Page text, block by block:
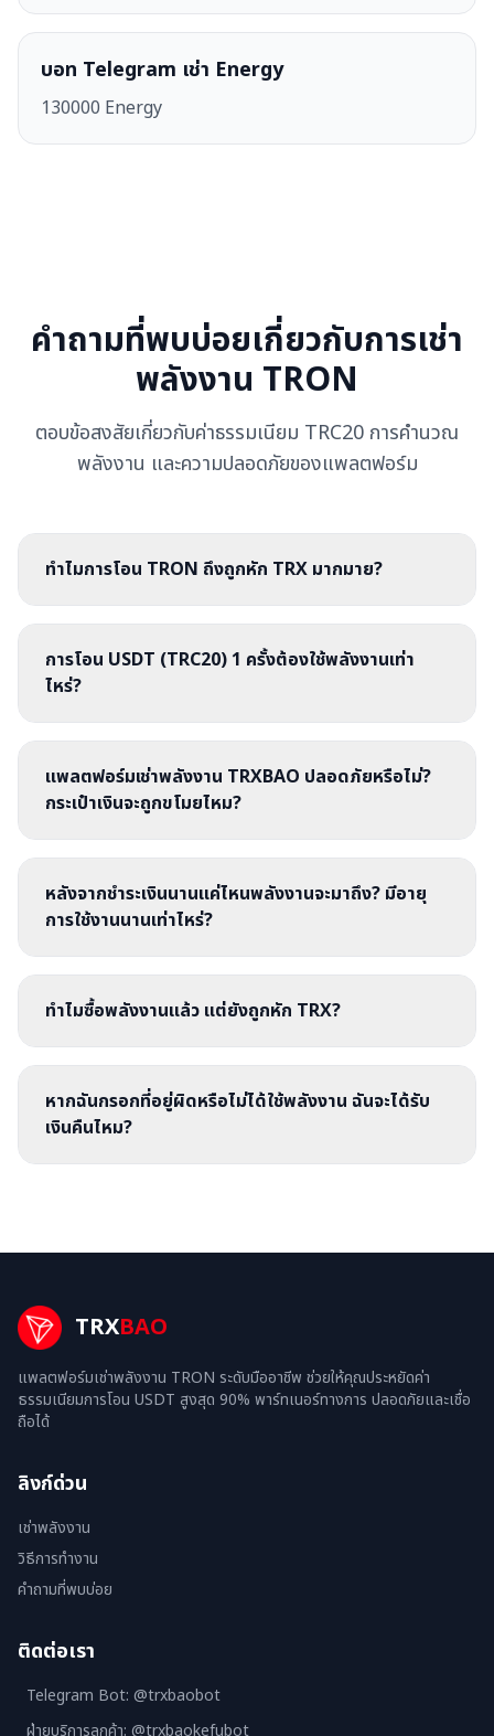
บอท Telegram เช่า Energy
130000 Energy
คำถามที่พบบ่อยเกี่ยวกับการเช่า
พลังงาน TRON
ตอบข้อสงสัยเกี่ยวกับค่าธรรมเนียม TRC20 การคำนวณ
พลังงาน และความปลอดภัยของแพลตฟอร์ม
ทำไมการโอน TRON ถึงถูกหัก TRX มากมาย?
การโอน USDT (TRC20) 1 ครั้งต้องใช้พลังงานเท่า
ไหร่?
แพลตฟอร์มเช่าพลังงาน TRXBAO ปลอดภัยหรือไม่?
กระเป๋าเงินจะถูกขโมยไหม?
หลังจากชำระเงินนานแค่ไหนพลังงานจะมาถึง? มีอายุ
การใช้งานนานเท่าไหร่?
ทำไมซื้อพลังงานแล้ว แต่ยังถูกหัก TRX?
หากฉันกรอกที่อยู่ผิดหรือไม่ได้ใช้พลังงาน ฉันจะได้รับ
เงินคืนไหม?
TRXBAO
แพลตฟอร์มเช่าพลังงาน TRON ระดับมืออาชีพ ช่วยให้คุณประหยัดค่า
ธรรมเนียมการโอน USDT สูงสุด 90% พาร์ทเนอร์ทางการ ปลอดภัยและเชื่อ
ถือได้
ลิงก์ด่วน
เช่าพลังงาน
วิธีการทำงาน
คำถามที่พบบ่อย
ติดต่อเรา
Telegram Bot: @trxbaobot
ฝ่ายบริการลูกค้า: @trxbaokefubot